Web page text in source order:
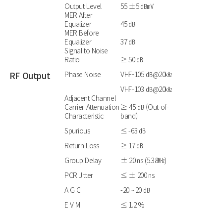
RF Output
Output Level
55 ±5 ㏈㎷
MER After
Equalizer
45 ㏈
MER Before
Equalizer
37 ㏈
Signal to Noise
Ratio
≥ 50 ㏈
Phase Noise
VHF-105 ㏈@20㎑
VHF-103 ㏈@20㎑
Adjacent Channel
Carrier Attenuation
Characteristic
≥ 45 ㏈ (Out-of-
band)
Spurious
≤ -63 ㏈
Return Loss
≥ 17 ㏈
Group Delay
± 20 ㎱ (5.38㎒)
PCR Jitter
≤ ± 200 ㎱
A G C
-20 ~ 20 ㏈
E V M
≤ 1.2 %